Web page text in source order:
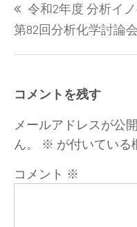
稿
ナ
シ
ョ
ン
令和2年度 分析イ
第82回分析化学討論
コメントを残す
メールアドレスが公
ん。
※ が付いている
コメント ※